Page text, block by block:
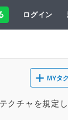
ログイン
MYタ
クチャを規定